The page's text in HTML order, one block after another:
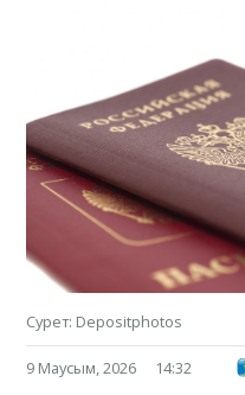
Сурет: Depositphotos
9 Маусым, 2026 14:32